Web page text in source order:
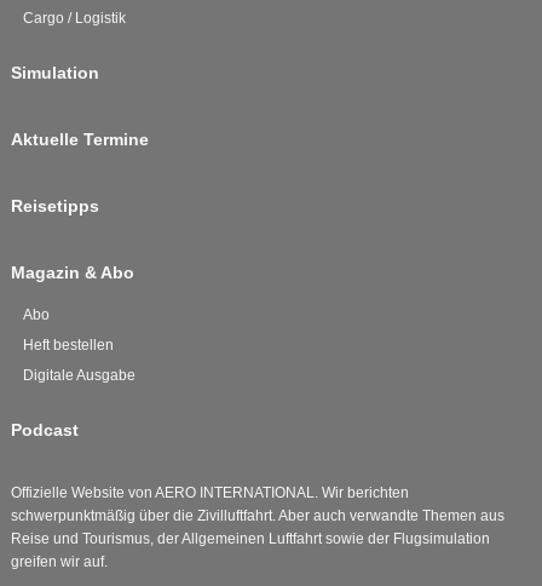
Cargo / Logistik
Simulation
Aktuelle Termine
Reisetipps
Magazin & Abo
Abo
Heft bestellen
Digitale Ausgabe
Podcast
Offizielle Website von AERO INTERNATIONAL. Wir berichten
schwerpunktmäßig über die Zivilluftfahrt. Aber auch verwandte Themen aus
Reise und Tourismus, der Allgemeinen Luftfahrt sowie der Flugsimulation
greifen wir auf.